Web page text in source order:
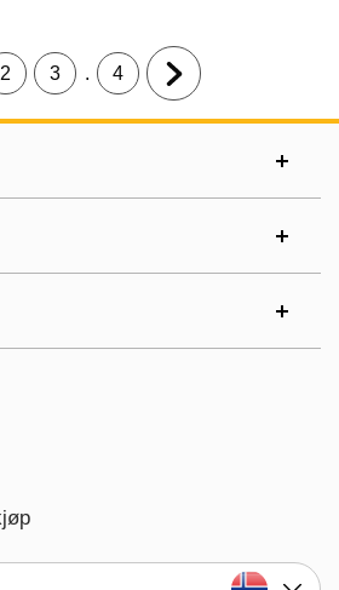
side, Side
Gå til side
2
Gå til side
3
.
Gå til side
4
Gå til neste side